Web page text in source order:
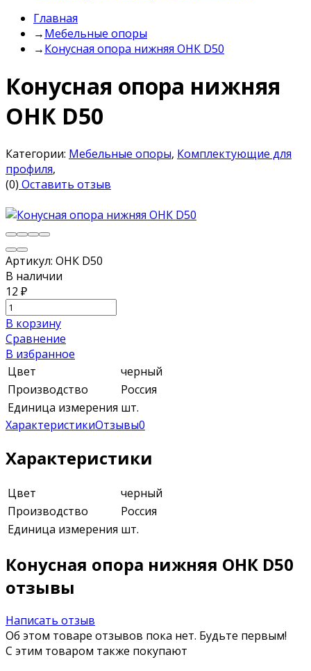
Главная
→Мебельные опоры
→Конусная опора нижняя ОНК D50
Конусная опора нижняя
ОНК D50
Категории: Мебельные опоры, Комплектующие для
профиля,
(0) Оставить отзыв
Артикул: ОНК D50
В наличии
12 ₽
В корзину
Сравнение
В избранное
Цвет
черный
Производство
Россия
Единица измерения шт.
ХарактеристикиОтзывы0
Характеристики
Цвет
черный
Производство
Россия
Единица измерения шт.
Конусная опора нижняя ОНК D50
отзывы
Написать отзыв
Об этом товаре отзывов пока нет. Будьте первым!
С этим товаром также покупают